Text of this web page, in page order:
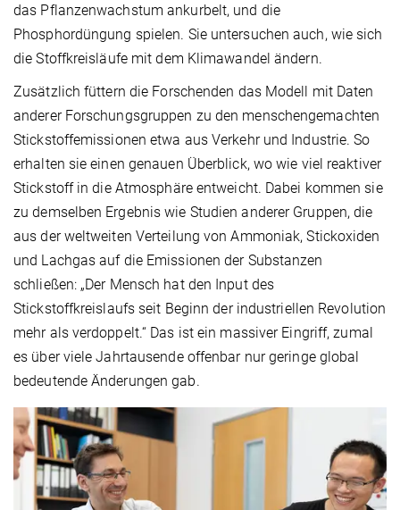
das Pflanzenwachstum ankurbelt, und die
Phosphordüngung spielen. Sie untersuchen auch, wie sich
die Stoffkreisläufe mit dem Klimawandel ändern.
Zusätzlich füttern die Forschenden das Modell mit Daten
anderer Forschungsgruppen zu den menschengemachten
Stickstoffemissionen etwa aus Verkehr und Industrie. So
erhalten sie einen genauen Überblick, wo wie viel reaktiver
Stickstoff in die Atmosphäre entweicht. Dabei kommen sie
zu demselben Ergebnis wie Studien anderer Gruppen, die
aus der weltweiten Verteilung von Ammoniak, Stickoxiden
und Lachgas auf die Emissionen der Substanzen
schließen: „Der Mensch hat den Input des
Stickstoffkreislaufs seit Beginn der industriellen Revolution
mehr als verdoppelt.“ Das ist ein massiver Eingriff, zumal
es über viele Jahrtausende offenbar nur geringe global
bedeutende Änderungen gab.